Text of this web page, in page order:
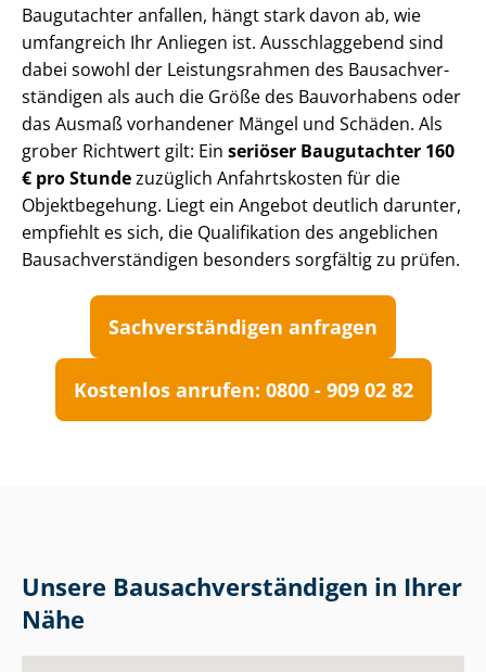
Baugutachter anfallen, hängt stark davon ab, wie
umfangreich Ihr Anliegen ist. Ausschlaggebend sind
dabei sowohl der Leistungsrahmen des Bau­sach­ver­
stän­di­gen als auch die Größe des Bauvorhabens oder
das Ausmaß vorhandener Mängel und Schäden. Als
grober Richtwert gilt: Ein seriöser Baugutachter 160
€ pro Stundezuzüglich Anfahrtskosten für die
Objektbegehung. Liegt ein Angebot deutlich darunter,
empfiehlt es sich, die Qualifikation des angeblichen
Bau­sach­ver­stän­di­gen besonders sorgfältig zu prüfen.
Sach­ver­stän­di­gen anfragen
Kostenlos anrufen: 0800 - 909 02 82
Unsere Bau­sach­ver­stän­di­gen in Ihrer
Nähe